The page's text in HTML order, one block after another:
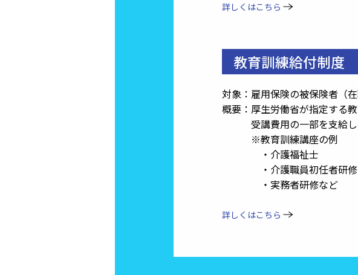
詳しくはこちら
教育訓練給付制度
対象：雇用保険の被保険者（
概要：厚生労働省が指定する
受講費用の一部を支給し
※教育訓練講座の例
・介護福祉士
・介護職員初任者研修
・実務者研修など
詳しくはこちら